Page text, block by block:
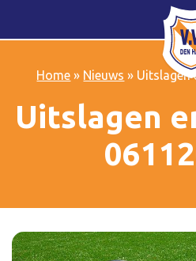
Home » Nieuws » Uitslagen
Uitslagen